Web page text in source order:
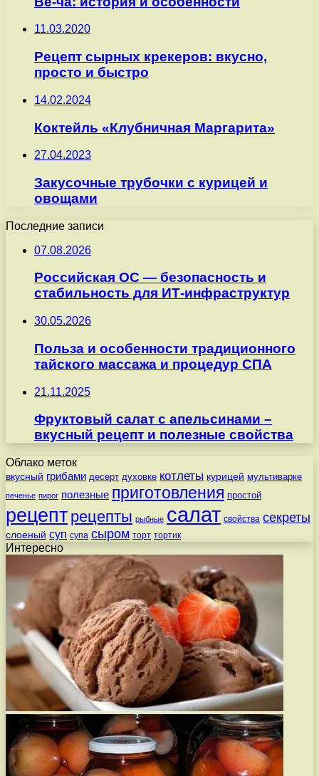
11.03.2020
Рецепт сырных крекеров: вкусно,
просто и быстро
14.02.2024
Коктейль «Клубничная Маргарита»
27.04.2023
Закусочные трубочки с курицей и
овощами
Последние записи
07.08.2026
Российская ОС — безопасность и
стабильность для ИТ-инфраструктур
30.05.2026
Польза и особенности традиционного
тайского массажа и процедур СПА
21.11.2025
Фруктовый салат с апельсинами –
вкусный рецепт и полезные свойства
Облако меток
вкусный грибами десерт духовке котлеты курицей мультиварке
печенье пирог полезные приготовления простой
рецепт рецепты рыбные салат свойства секреты
слоеный суп супа сыром торт тортик
Интересно